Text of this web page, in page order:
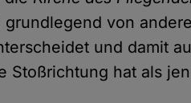
grundlegend von
und damit
Stoßrichtung hat als